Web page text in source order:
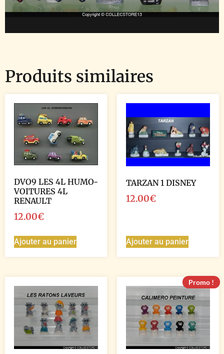
Produits similaires
DVO9 LES 4L HUMO-
VOITURES 4L
RENAULT
12.00€
Ajouter au panier
TARZAN 1 DISNEY
12.00€
Ajouter au panier
Promo !